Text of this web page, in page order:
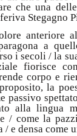
che una
Stegagno
anteriore
a
i secoli / la
fiorisce
corpo e
la
passivo
alla lingua
/ come la
/ e densa come